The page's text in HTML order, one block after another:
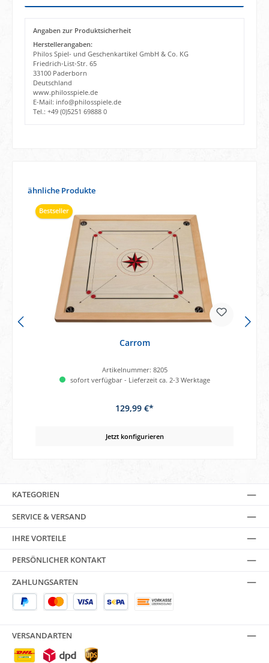
Angaben zur Produktsicherheit
Herstellerangaben:
Philos Spiel- und Geschenkartikel GmbH & Co. KG
Friedrich-List-Str. 65
33100 Paderborn
Deutschland
www.philosspiele.de
E-Mail: info@philosspiele.de
Tel.: +49 (0)5251 69888 0
Produktgalerie überspringen
ähnliche Produkte
Bestseller
Carrom
Artikelnummer: 8205
sofort verfügbar - Lieferzeit ca. 2-3 Werktage
129,99 €*
Jetzt konfigurieren
KATEGORIEN
SERVICE & VERSAND
IHRE VORTEILE
PERSÖNLICHER KONTAKT
ZAHLUNGSARTEN
VERSANDARTEN